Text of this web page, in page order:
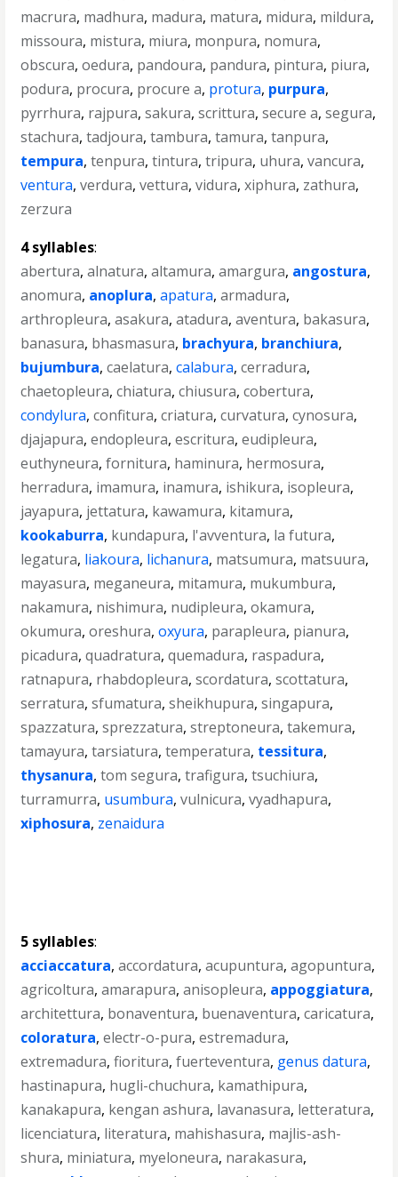
macrura, madhura, madura, matura, midura, mildura,
missoura, mistura, miura, monpura, nomura,
obscura,oedura, pandoura, pandura, pintura, piura,
podura, procura, procure a, protura, purpura,
pyrrhura, rajpura,sakura,scrittura,secure a,segura,
stachura,tadjoura,tambura,tamura,tanpura,
tempura,tenpura,tintura,tripura, uhura,vancura,
ventura,verdura,vettura,vidura,xiphura, zathura,
zerzura
4 syllables:
abertura,alnatura,altamura,amargura, angostura,
anomura, anoplura,apatura,armadura,
arthropleura,asakura,atadura,aventura, bakasura,
banasura, bhasmasura, brachyura, branchiura,
bujumbura,caelatura,calabura,cerradura,
chaetopleura,chiatura,chiusura,cobertura,
condylura,confitura,criatura,curvatura,cynosura,
djajapura,endopleura,escritura,eudipleura,
euthyneura,fornitura, haminura, hermosura,
herradura, imamura, inamura, ishikura, isopleura,
jayapura, jettatura, kawamura, kitamura,
kookaburra, kundapura, l'avventura, la futura,
legatura, liakoura, lichanura, matsumura, matsuura,
mayasura, meganeura, mitamura, mukumbura,
nakamura, nishimura, nudipleura,okamura,
okumura,oreshura,oxyura, parapleura, pianura,
picadura,quadratura,quemadura, raspadura,
ratnapura, rhabdopleura,scordatura,scottatura,
serratura,sfumatura,sheikhupura,singapura,
spazzatura,sprezzatura,streptoneura,takemura,
tamayura,tarsiatura,temperatura, tessitura,
thysanura,tom segura,trafigura,tsuchiura,
turramurra, usumbura,vulnicura,vyadhapura,
xiphosura, zenaidura
5 syllables:
acciaccatura,accordatura,acupuntura,agopuntura,
agricoltura,amarapura,anisopleura, appoggiatura,
architettura, bonaventura, buenaventura,caricatura,
coloratura,electr-o-pura,estremadura,
extremadura,fioritura,fuerteventura, genus datura,
hastinapura, hugli-chuchura, kamathipura,
kanakapura, kengan ashura, lavanasura, letteratura,
licenciatura, literatura, mahishasura, majlis-ash-
shura, miniatura, myeloneura, narakasura,